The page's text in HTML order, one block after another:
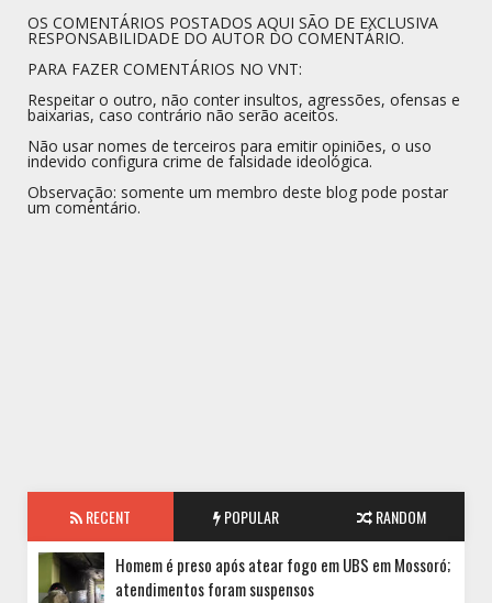
OS COMENTÁRIOS POSTADOS AQUI SÃO DE EXCLUSIVA
RESPONSABILIDADE DO AUTOR DO COMENTÁRIO.
PARA FAZER COMENTÁRIOS NO VNT:
Respeitar o outro, não conter insultos, agressões, ofensas e
baixarias, caso contrário não serão aceitos.
Não usar nomes de terceiros para emitir opiniões, o uso
indevido configura crime de falsidade ideológica.
Observação: somente um membro deste blog pode postar
um comentário.
RECENT POPULAR RANDOM
Homem é preso após atear fogo em UBS em Mossoró;
atendimentos foram suspensos